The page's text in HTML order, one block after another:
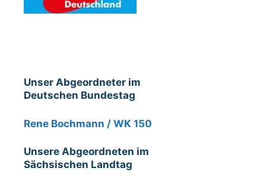
Unser Abgeordneter im
Deutschen Bundestag
Rene Bochmann / WK 150
Unsere Abgeordneten im
Sächsischen Landtag